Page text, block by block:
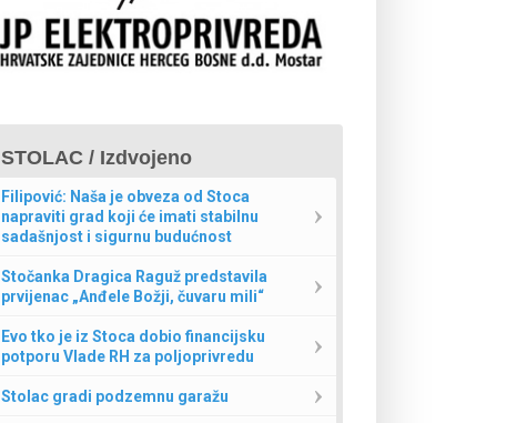
STOLAC / Izdvojeno
Filipović: Naša je obveza od Stoca
napraviti grad koji će imati stabilnu
sadašnjost i sigurnu budućnost
Stočanka Dragica Raguž predstavila
prvijenac „Anđele Božji, čuvaru mili“
Evo tko je iz Stoca dobio financijsku
potporu Vlade RH za poljoprivredu
Stolac gradi podzemnu garažu